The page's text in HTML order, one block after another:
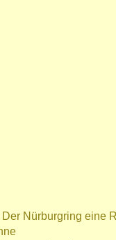
Nürburgring eine